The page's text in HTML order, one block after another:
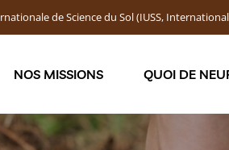
de Science du Sol (IUSS,
NOS MISSIONS QUOI DE